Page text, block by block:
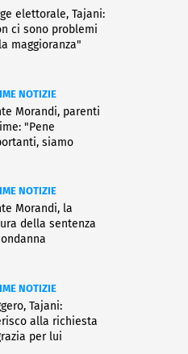
elettorale, Tajani:
ci sono problemi
maggioranza"
NOTIZIE
Morandi, parenti
"Pene
siamo
NOTIZIE
Morandi, la
della sentenza
NOTIZIE
Tajani:
alla richiesta
per lui